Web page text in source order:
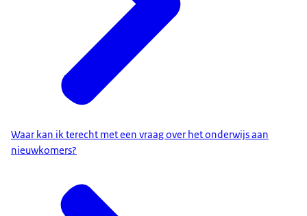
Waar kan ik terecht met een vraag over het onderwijs aan
nieuwkomers?